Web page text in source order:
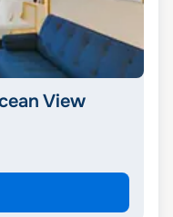
View